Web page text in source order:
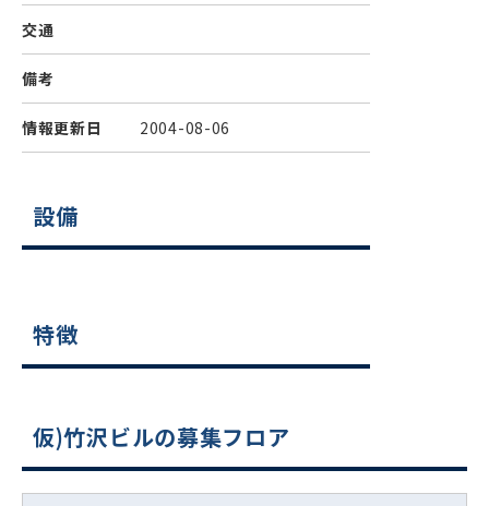
交通
備考
情報更新日 2004-08-06
設備
特徴
仮)竹沢ビルの募集フロア